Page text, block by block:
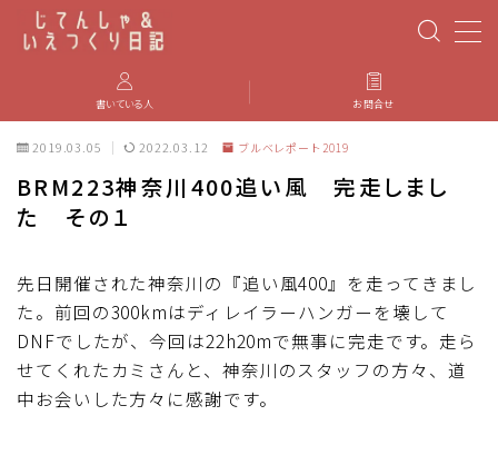
PBP(Paris-Brest-Paris)
エベレスティング
パーツのインプレ・カスタマイズ
iGPSPORT
カステリ
書いている人 お問合せ
2019.03.05 2022.03.12 ブルベレポート2019
BRM223神奈川400追い風 完走しまし
た その１
先日開催された神奈川の『追い風400』を走ってきまし
た。前回の300kmはディレイラーハンガーを壊して
DNFでしたが、今回は22h20mで無事に完走です。走ら
せてくれたカミさんと、神奈川のスタッフの方々、道
中お会いした方々に感謝です。